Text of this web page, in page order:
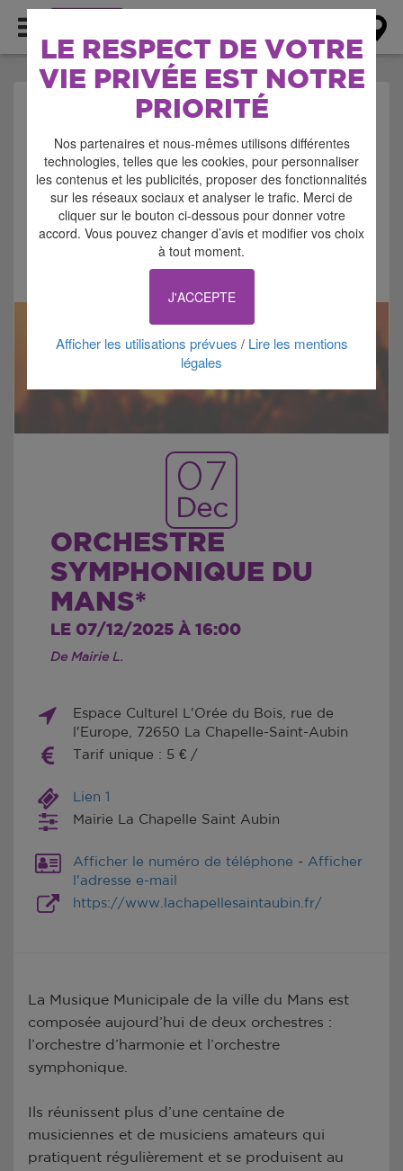
LE RESPECT DE VOTRE
VIE PRIVÉE EST NOTRE
PRIORITÉ
Nos partenaires et nous-mêmes utilisons différentes
technologies, telles que les cookies, pour personnaliser
les contenus et les publicités, proposer des fonctionnalités
sur les réseaux sociaux et analyser le trafic. Merci de
cliquer sur le bouton ci-dessous pour donner votre
accord. Vous pouvez changer d’avis et modifier vos choix
à tout moment.
J'ACCEPTE
Afficher les utilisations prévues / Lire les mentions
légales
AGENDA > CONCERT -
MUSIQUE
07
Dec
ORCHESTRE
SYMPHONIQUE DU
MANS*
LE 07/12/2025 À 16:00
De Mairie L.
Espace Culturel L'Orée du Bois, rue de
l'Europe, 72650 La Chapelle-Saint-Aubin
Tarif unique : 5 € /
Lien 1
Mairie La Chapelle Saint Aubin
Afficher le numéro de téléphone - Afficher
l'adresse e-mail
https://www.lachapellesaintaubin.fr/
La Musique Municipale de la ville du Mans est
composée aujourd’hui de deux orchestres :
l’orchestre d’harmonie et l’orchestre
symphonique.
Ils réunissent plus d’une centaine de
musiciennes et de musiciens amateurs qui
pratiquent régulièrement et se produisent au